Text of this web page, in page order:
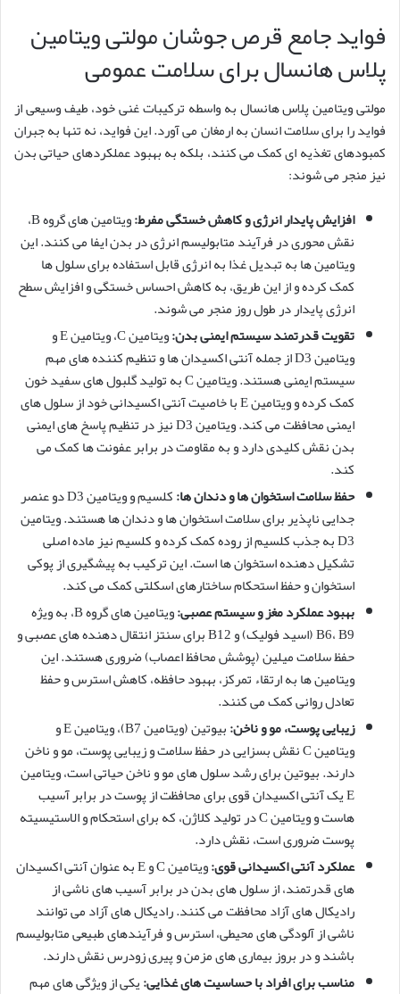
فواید جامع قرص جوشان مولتی ویتامین
پلاس هانسال برای سلامت عمومی
مولتی ویتامین پلاس هانسال به واسطه ترکیبات غنی خود، طیف وسیعی از
فواید را برای سلامت انسان به ارمغان می آورد. این فواید، نه تنها به جبران
کمبودهای تغذیه ای کمک می کنند، بلکه به بهبود عملکردهای حیاتی بدن
نیز منجر می شوند:
افزایش پایدار انرژی و کاهش خستگی مفرط:
ویتامین های گروه B،
نقش محوری در فرآیند متابولیسم انرژی در بدن ایفا می کنند. این
ویتامین ها به تبدیل غذا به انرژی قابل استفاده برای سلول ها
کمک کرده و از این طریق، به کاهش احساس خستگی و افزایش سطح
انرژی پایدار در طول روز منجر می شوند.
تقویت قدرتمند سیستم ایمنی بدن:
ویتامین C، ویتامین E و
ویتامین D3 از جمله آنتی اکسیدان ها و تنظیم کننده های مهم
سیستم ایمنی هستند. ویتامین C به تولید گلبول های سفید خون
کمک کرده و ویتامین E با خاصیت آنتی اکسیدانی خود از سلول های
ایمنی محافظت می کند. ویتامین D3 نیز در تنظیم پاسخ های ایمنی
بدن نقش کلیدی دارد و به مقاومت در برابر عفونت ها کمک می
کند.
حفظ سلامت استخوان ها و دندان ها:
کلسیم و ویتامین D3 دو عنصر
جدایی ناپذیر برای سلامت استخوان ها و دندان ها هستند. ویتامین
D3 به جذب کلسیم از روده کمک کرده و کلسیم نیز ماده اصلی
تشکیل دهنده استخوان ها است. این ترکیب به پیشگیری از پوکی
استخوان و حفظ استحکام ساختارهای اسکلتی کمک می کند.
بهبود عملکرد مغز و سیستم عصبی:
ویتامین های گروه B، به ویژه
B6، B9 (اسید فولیک) و B12 برای سنتز انتقال دهنده های عصبی و
حفظ سلامت میلین (پوشش محافظ اعصاب) ضروری هستند. این
ویتامین ها به ارتقاء تمرکز، بهبود حافظه، کاهش استرس و حفظ
تعادل روانی کمک می کنند.
زیبایی پوست، مو و ناخن:
بیوتین (ویتامین B7)، ویتامین E و
ویتامین C نقش بسزایی در حفظ سلامت و زیبایی پوست، مو و ناخن
دارند. بیوتین برای رشد سلول های مو و ناخن حیاتی است، ویتامین
E یک آنتی اکسیدان قوی برای محافظت از پوست در برابر آسیب
هاست و ویتامین C در تولید کلاژن، که برای استحکام و الاستیسیته
پوست ضروری است، نقش دارد.
عملکرد آنتی اکسیدانی قوی:
ویتامین C و E به عنوان آنتی اکسیدان
های قدرتمند، از سلول های بدن در برابر آسیب های ناشی از
رادیکال های آزاد محافظت می کنند. رادیکال های آزاد می توانند
ناشی از آلودگی های محیطی، استرس و فرآیندهای طبیعی متابولیسم
باشند و در بروز بیماری های مزمن و پیری زودرس نقش دارند.
مناسب برای افراد با حساسیت های غذایی:یکی از ویژگی های مهم